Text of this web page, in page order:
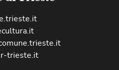
trieste.it